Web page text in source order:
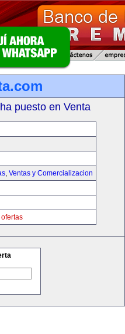
puesto en Venta
, Ventas y Comercializacion